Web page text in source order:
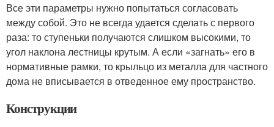
Все эти параметры нужно попытаться согласовать
между собой. Это не всегда удается сделать с первого
раза: то ступеньки получаются слишком высокими, то
угол наклона лестницы крутым. А если «загнать» его в
нормативные рамки, то крыльцо из металла для частного
дома не вписывается в отведенное ему пространство.
Конструкции